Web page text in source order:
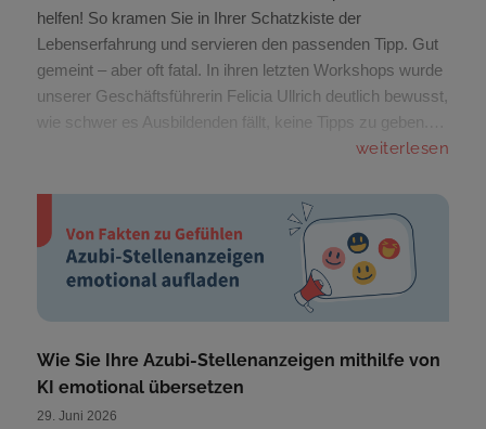
helfen! So kramen Sie in Ihrer Schatzkiste der
Lebenserfahrung und servieren den passenden Tipp. Gut
gemeint – aber oft fatal. In ihren letzten Workshops wurde
unserer Geschäftsführerin Felicia Ullrich deutlich bewusst,
wie schwer es Ausbildenden fällt, keine Tipps zu geben.…
weiterlesen
Wie Sie Ihre Azubi-Stellenanzeigen mithilfe von
KI emotional übersetzen
29. Juni 2026